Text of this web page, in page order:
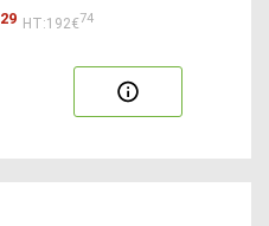
29 HT:192€74